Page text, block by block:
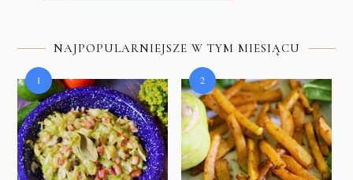
NAJPOPULARNIEJSZE W TYM MIESIĄCU